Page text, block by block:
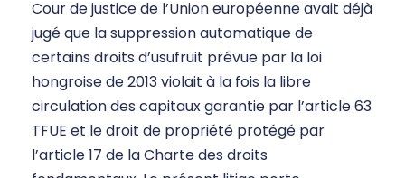
Cour de justice de l’Union européenne avait déjà
jugé que la suppression automatique de
certains droits d’usufruit prévue par la loi
hongroise de 2013 violait à la fois la libre
circulation des capitaux garantie par l’article 63
TFUE et le droit de propriété protégé par
l’article 17 de la Charte des droits